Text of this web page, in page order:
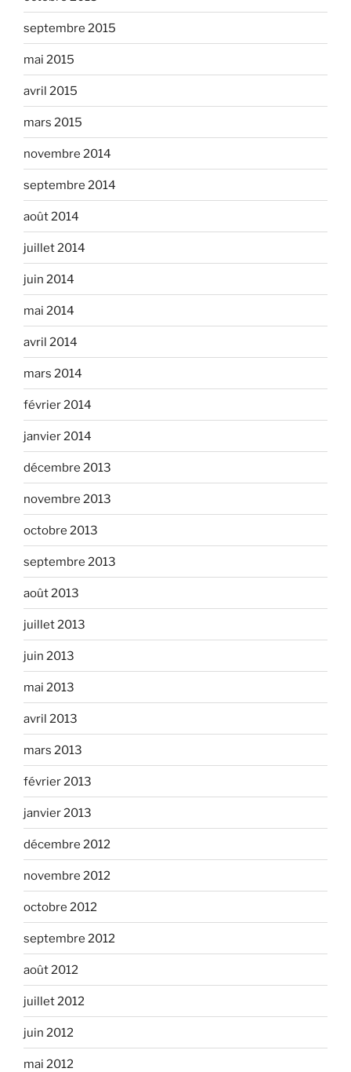
septembre 2015
mai 2015
avril 2015
mars 2015
novembre 2014
septembre 2014
août 2014
juillet 2014
juin 2014
mai 2014
avril 2014
mars 2014
février 2014
janvier 2014
décembre 2013
novembre 2013
octobre 2013
septembre 2013
août 2013
juillet 2013
juin 2013
mai 2013
avril 2013
mars 2013
février 2013
janvier 2013
décembre 2012
novembre 2012
octobre 2012
septembre 2012
août 2012
juillet 2012
juin 2012
mai 2012